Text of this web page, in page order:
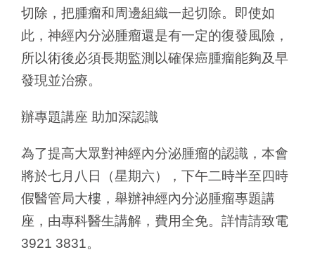
切除，把腫瘤和周邊組織一起切除。即使如
此，神經內分泌腫瘤還是有一定的復發風險，
所以術後必須長期監測以確保癌腫瘤能夠及早
發現並治療。
辦專題講座 助加深認識
為了提高大眾對神經內分泌腫瘤的認識，本會
將於七月八日（星期六），下午二時半至四時
假醫管局大樓，舉辦神經內分泌腫瘤專題講
座，由專科醫生講解，費用全免。詳情請致電
3921 3831。